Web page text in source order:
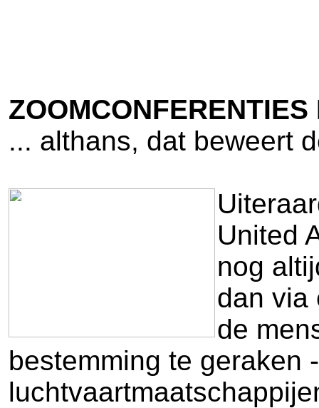
... althans, dat beweert
United
nog
dan via
de
bestemming te geraken